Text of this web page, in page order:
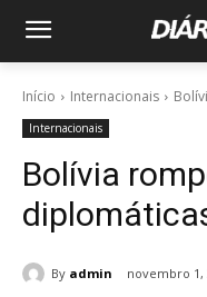
Início Internacionais
Internacionais
Bolívia
By admin novembro 1,